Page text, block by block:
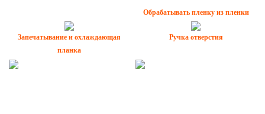
Обрабатывать пленку из пленки
Запечатывание и охлаждающая
планка
Ручка отверстия